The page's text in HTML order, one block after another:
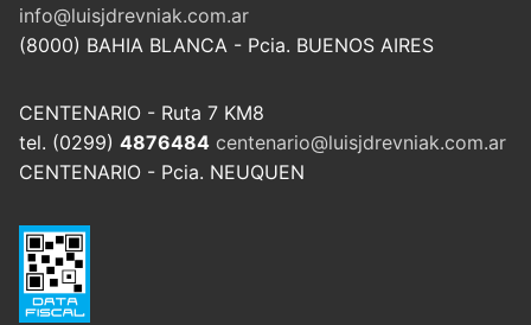
info@luisjdrevniak.com.ar
(8000) BAHIA BLANCA - Pcia. BUENOS AIRES
CENTENARIO - Ruta 7 KM8
tel. (0299) 4876484 centenario@luisjdrevniak.com.ar
CENTENARIO - Pcia. NEUQUEN